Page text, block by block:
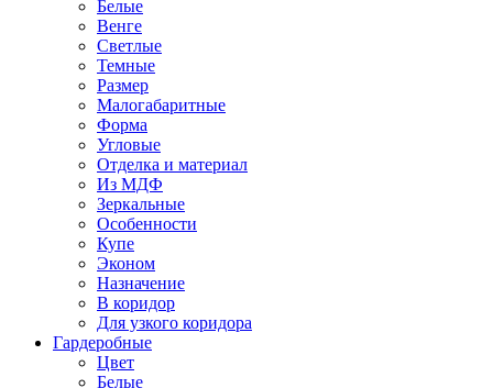
Белые
Венге
Светлые
Темные
Размер
Малогабаритные
Форма
Угловые
Отделка и материал
Из МДФ
Зеркальные
Особенности
Купе
Эконом
Назначение
В коридор
Для узкого коридора
Гардеробные
Цвет
Белые